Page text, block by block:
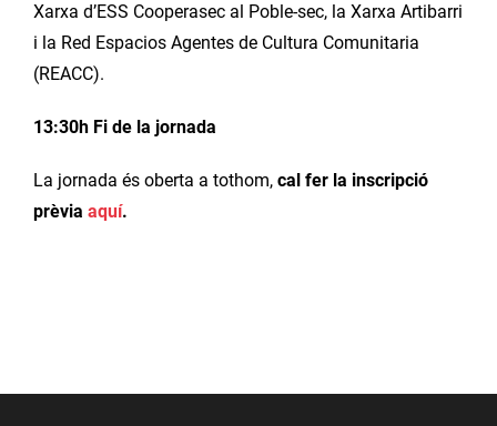
Xarxa d’ESS Cooperasec al Poble-sec, la Xarxa Artibarri
i la Red Espacios Agentes de Cultura Comunitaria
(REACC).
13:30h Fi de la jornada
La jornada és oberta a tothom, cal fer la inscripció
prèvia aquí.